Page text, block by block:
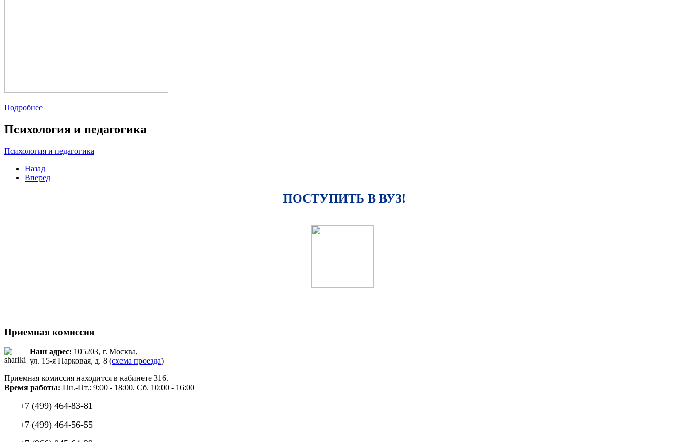
Подробнее
Психология и педагогика
Психология и педагогика
Назад
Вперед
ПОСТУПИТЬ В ВУЗ!
Приемная комиссия
Наш адрес: 105203, г. Москва,
ул. 15-я Парковая, д. 8 (схема проезда)
Приемная комиссия находится в кабинете 316.
Время работы: Пн.-Пт.: 9:00 - 18:00. Сб. 10:00 - 16:00
+7 (499) 464-83-81
+7 (499) 464-56-55